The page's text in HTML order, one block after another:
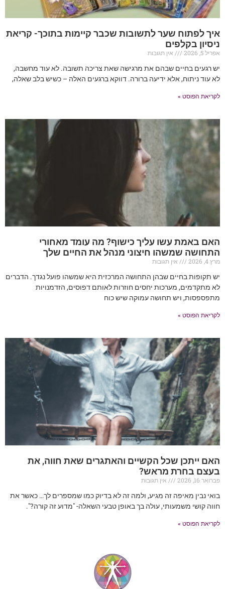
איך לפתוח שער לתשובות שכבר קיימות בתוכך- קריאת
ניסיון בקלפים
אפריל 5, 2026
אין תגובות
יש רגעים בחיים שבהם את מרגישה שאת צריכה תשובה. לא עוד מחשבה,
לא עוד ניתוח, אלא ידיעה ברורה. דווקא ברגעים האלה – כשיש בלב שאלה,
לקריאת הפוסט »
האם באמת עשו עליך כישוף? מה עומד מאחורי
התחושה שמשהו חיצוני מנהל את החיים שלך
מרץ 4, 2026
אין תגובות
יש תקופות בחיים שבהן התחושה המרכזית היא שמשהו פועל נגדך. הדברים
לא מתקדמים, מערכות יחסים חוזרות לאותם דפוסים, הזדמנויות
מתפספסות, ויש תחושה עמוקה שיש כוח
לקריאת הפוסט »
האם ייתכן שכל הקשיים והאתגרים שאת חווה, את
בעצם בחרת מראש?
פברואר 16, 2026
אין תגובות
בואי נבין מאיפה זה מגיע, ולמה זה לא בדיוק כמו שמספרים לך… כאשר את
חווה קושי משמעותי, עולה בך באופן טבעי השאלה- "מדוע זה קורה?".
לקריאת הפוסט »